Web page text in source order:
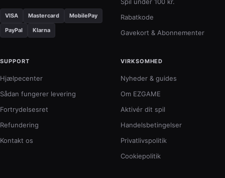
VISA Mastercard MobilePay
PayPal Klarna
Rabatkode
Gavekort & Abonnementer
SUPPORT
Hjælpecenter
Sådan fungerer levering
Fortrydelsesret
Refundering
Kontakt os
VIRKSOMHED
Nyheder & guides
Om EZGAME
Aktivér dit spil
Handelsbetingelser
Privatlivspolitik
Cookiepolitik